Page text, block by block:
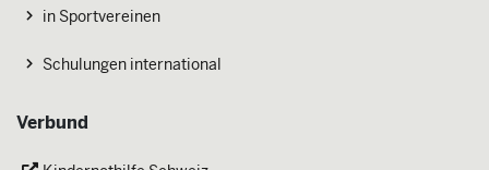
in Sportvereinen
Schulungen international
Verbund